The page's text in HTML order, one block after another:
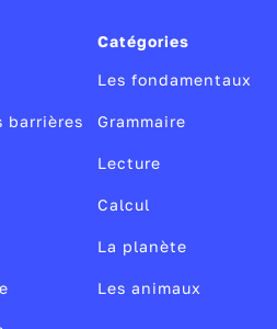
du cycle. Dès le
leurs apprentissages
également les
barrières
Catégories
Les fondamentaux
Grammaire
Lecture
Calcul
La planète
Les animaux